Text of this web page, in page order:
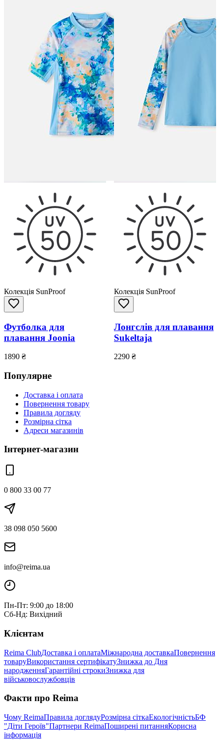
Колекція SunProof
Футболка для
плавання Joonia
1890 ₴
Колекція SunProof
Лонгслів для плавання
Sukeltaja
2290 ₴
Популярне
Доставка і оплата
Повернення товару
Правила догляду
Розмірна сітка
Адреси магазинів
Інтернет-магазин
0 800 33 00 77
38 098 050 5600
info@reima.ua
Пн-Пт: 9:00 до 18:00
Сб-Нд: Вихідний
Клієнтам
Reima ClubДоставка і оплатаМіжнародна доставкаПовернення
товаруВикористання сертифікатуЗнижка до Дня
народженняГарантійні строкиЗнижка для
військовослужбовців
Факти про Reima
Чому ReimaПравила доглядуРозмірна сіткаЕкологічністьБФ
"Діти Героїв"Партнери ReimaПоширені питанняКорисна
інформація